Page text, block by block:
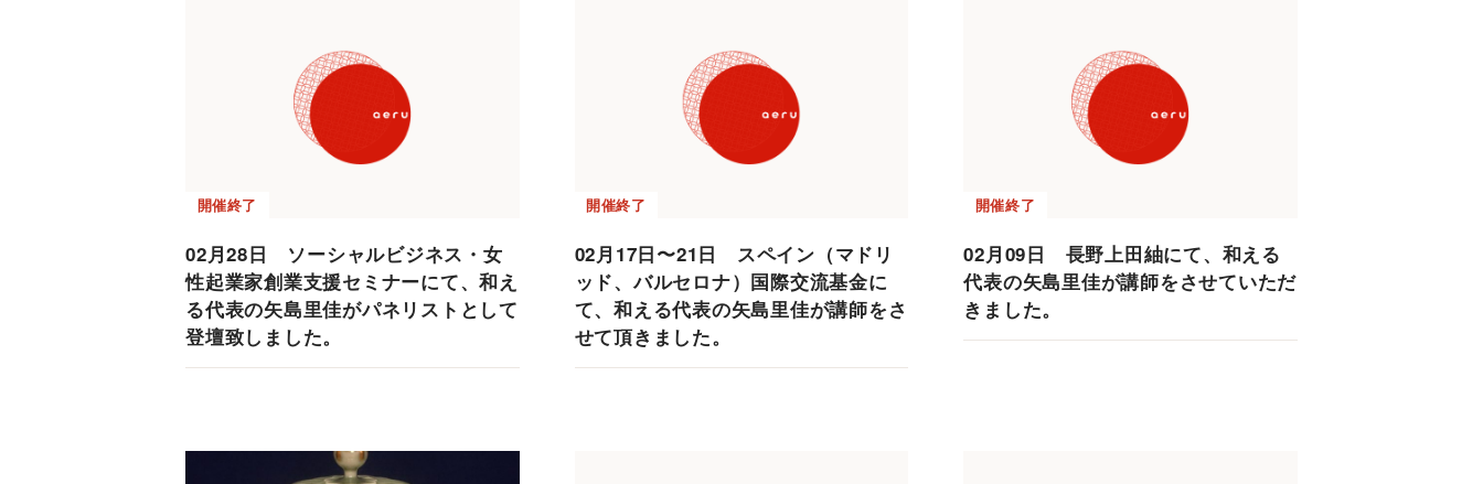
開催終了
02月28日 ソーシャルビジネス・女
性起業家創業支援セミナーにて、和え
る代表の矢島里佳がパネリストとして
登壇致しました。
開催終了
02月17日〜21日 スペイン（マドリ
ッド、バルセロナ）国際交流基金に
て、和える代表の矢島里佳が講師をさ
せて頂きました。
開催終了
02月09日 長野上田紬にて、和える
代表の矢島里佳が講師をさせていただ
きました。